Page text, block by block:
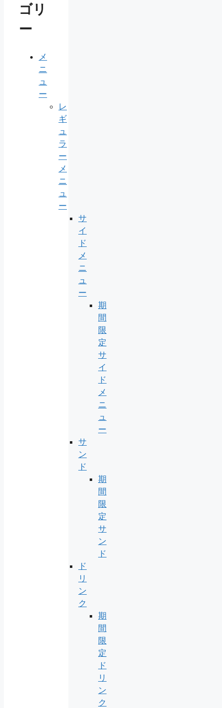
ゴリ
ー
メ
ニ
ュ
ー
レ
ギ
ュ
ラ
ー
メ
ニ
ュ
ー
サ
イ
ド
メ
ニ
ュ
ー
期
間
限
定
サ
イ
ド
メ
ニ
ュ
ー
サ
ン
ド
期
間
限
定
サ
ン
ド
ド
リ
ン
ク
期
間
限
定
ド
リ
ン
ク